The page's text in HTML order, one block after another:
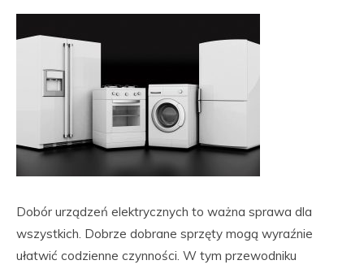
Dobór urządzeń elektrycznych to ważna sprawa dla
wszystkich. Dobrze dobrane sprzęty mogą wyraźnie
ułatwić codzienne czynności. W tym przewodniku